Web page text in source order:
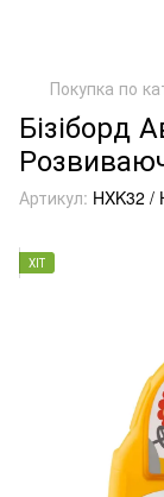
Покупка по
Бізіборд
Артикул: HXK32 /
ХІТ